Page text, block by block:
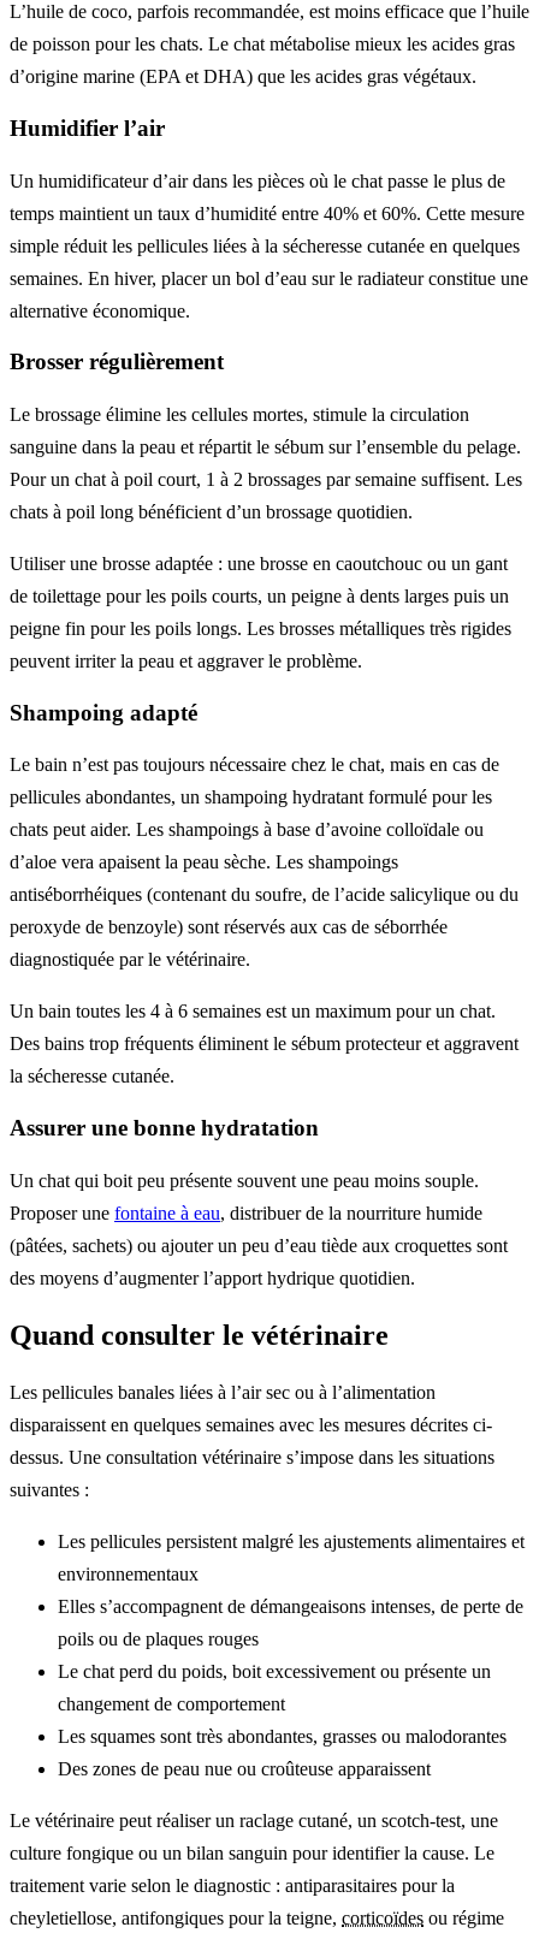
L’huile de coco, parfois recommandée, est moins efficace que l’huile
de poisson pour les chats. Le chat métabolise mieux les acides gras
d’origine marine (EPA et DHA) que les acides gras végétaux.
Humidifier l’air
Un humidificateur d’air dans les pièces où le chat passe le plus de
temps maintient un taux d’humidité entre 40% et 60%. Cette mesure
simple réduit les pellicules liées à la sécheresse cutanée en quelques
semaines. En hiver, placer un bol d’eau sur le radiateur constitue une
alternative économique.
Brosser régulièrement
Le brossage élimine les cellules mortes, stimule la circulation
sanguine dans la peau et répartit le sébum sur l’ensemble du pelage.
Pour un chat à poil court, 1 à 2 brossages par semaine suffisent. Les
chats à poil long bénéficient d’un brossage quotidien.
Utiliser une brosse adaptée : une brosse en caoutchouc ou un gant
de toilettage pour les poils courts, un peigne à dents larges puis un
peigne fin pour les poils longs. Les brosses métalliques très rigides
peuvent irriter la peau et aggraver le problème.
Shampoing adapté
Le bain n’est pas toujours nécessaire chez le chat, mais en cas de
pellicules abondantes, un shampoing hydratant formulé pour les
chats peut aider. Les shampoings à base d’avoine colloïdale ou
d’aloe vera apaisent la peau sèche. Les shampoings
antiséborrhéiques (contenant du soufre, de l’acide salicylique ou du
peroxyde de benzoyle) sont réservés aux cas de séborrhée
diagnostiquée par le vétérinaire.
Un bain toutes les 4 à 6 semaines est un maximum pour un chat.
Des bains trop fréquents éliminent le sébum protecteur et aggravent
la sécheresse cutanée.
Assurer une bonne hydratation
Un chat qui boit peu présente souvent une peau moins souple.
Proposer une fontaine à eau, distribuer de la nourriture humide
(pâtées, sachets) ou ajouter un peu d’eau tiède aux croquettes sont
des moyens d’augmenter l’apport hydrique quotidien.
Quand consulter le vétérinaire
Les pellicules banales liées à l’air sec ou à l’alimentation
disparaissent en quelques semaines avec les mesures décrites ci-
dessus. Une consultation vétérinaire s’impose dans les situations
suivantes :
Les pellicules persistent malgré les ajustements alimentaires et
environnementaux
Elles s’accompagnent de démangeaisons intenses, de perte de
poils ou de plaques rouges
Le chat perd du poids, boit excessivement ou présente un
changement de comportement
Les squames sont très abondantes, grasses ou malodorantes
Des zones de peau nue ou croûteuse apparaissent
Le vétérinaire peut réaliser un raclage cutané, un scotch-test, une
culture fongique ou un bilan sanguin pour identifier la cause. Le
traitement varie selon le diagnostic : antiparasitaires pour la
cheyletiellose, antifongiques pour la teigne, corticoïdes ou régime